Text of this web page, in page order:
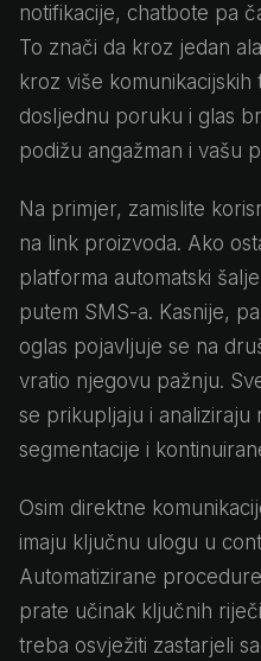
notifikacije, chatbote pa
To znači da kroz jedan
kroz više
dosljednu poruku i glas
podižu angažman i vašu
Na primjer, zamislite
na link proizvoda. Ako
platforma automatski
putem SMS-a. Kasnije,
oglas pojavljuje se na
vratio njegovu pažnju.
se prikupljaju i analiziraju
segmentacije i
Osim direktne
imaju ključnu ulogu u
Automatizirane
prate učinak ključnih
treba osvježiti zastarjeli